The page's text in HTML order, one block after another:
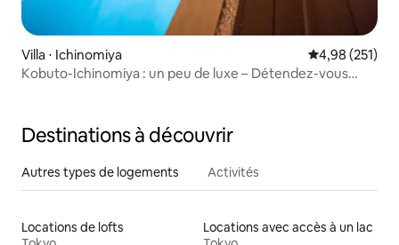
Villa ⋅ Ichinomiya Évaluation
4,98 (251)
Kobuto-Ichinomiya : un peu de luxe – Détendez-vous
charbon de bois recommandé !
Destinations à découvrir
Autres types de logements Activités
Locations de lofts
Locations avec accès à un lac